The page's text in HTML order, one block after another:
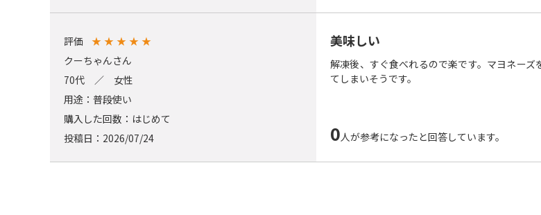
評価 ★ ★ ★ ★ ★
クーちゃんさん
70代 ／ 女性
用途：普段使い
購入した回数：はじめて
投稿日：2026/07/24
美味しい
解凍後、すぐ食べれるので楽です。マヨネー
てしまいそうです。
0人が参考になったと回答しています。